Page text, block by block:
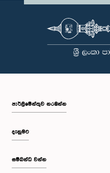
පාර්ලි‌මේන්තුව නරඹන්න
දැනුමට
සම්බන්ධ වන්න